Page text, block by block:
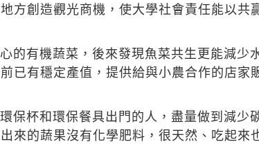
方創造觀光商機，使大學社會責任能以共
的有機蔬菜，後來發現魚菜共生更能減少
已有穩定產值，提供給與小農合作的店家
保杯和環保餐具出門的人，盡量做到減少
來的蔬果沒有化學肥料，很天然、吃起來